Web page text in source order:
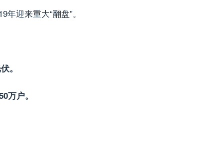
迎来重大“翻盘”。
。
万户。